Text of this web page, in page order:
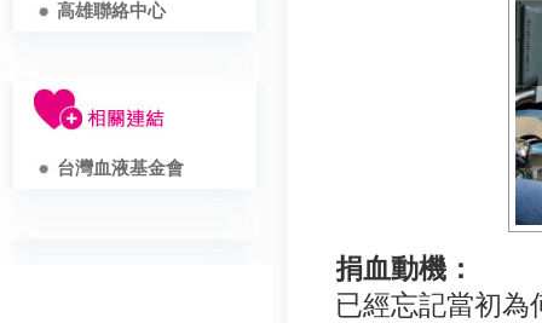
高雄聯絡中心
台灣血液基金會
捐血動機：
已經忘記當初為